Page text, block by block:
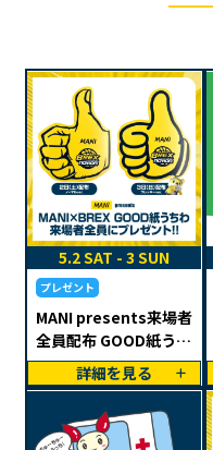
5.2 SAT - 3 SUN
プレゼント
MANI presents来場者
全員配布 GOOD紙うち
わ
詳細を見る